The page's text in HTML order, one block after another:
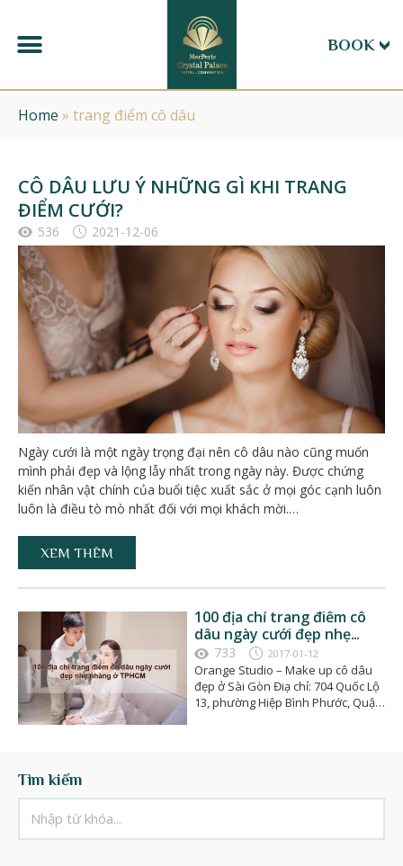
BOOK
Home » trang điểm cô dâu
CÔ DÂU LƯU Ý NHỮNG GÌ KHI TRANG
ĐIỂM CƯỚI?
536 2021-12-06
Ngày cưới là một ngày trọng đại nên cô dâu nào cũng muốn
mình phải đẹp và lộng lẫy nhất trong ngày này. Được chứng
kiến nhân vật chính của buổi tiệc xuất sắc ở mọi góc cạnh luôn
luôn là điều tò mò nhất đối với mọi khách mời.…
XEM THÊM
100 địa chỉ trang điểm cô
dâu ngày cưới đẹp nhẹ
nhàng ở TPHCM giá từ 150k
733 2017-01-12
Orange Studio – Make up cô dâu
đẹp ở Sài Gòn Điạ chỉ: 704 Quốc Lộ
13, phường Hiệp Bình Phước, Quận
Tìm kiếm